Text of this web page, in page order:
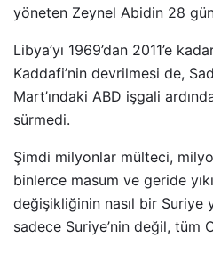
yöneten Zeynel Abidin 28
Libya’yı 1969’dan 2011’e
Kaddafi’nin devrilmesi de,
Mart’ındaki ABD işgali
sürmedi.
Şimdi milyonlar mülteci,
binlerce masum ve geride
değişikliğinin nasıl bir Suriye
sadece Suriye’nin değil, tüm